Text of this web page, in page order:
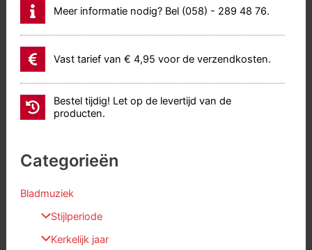
Meer informatie nodig? Bel (058) - 289 48 76.
Vast tarief van € 4,95 voor de verzendkosten.
Bestel tijdig! Let op de levertijd van de
producten.
Categorieën
Bladmuziek
Stijlperiode
Kerkelijk jaar